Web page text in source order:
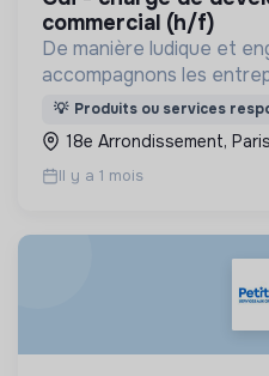
commercial (h/f)
De manière ludique et
accompagnons les
la valorisation de leurs
en favorisant l’insertion
💡 Produits ou services
18e Arrondissement,
Il y a 1 mois